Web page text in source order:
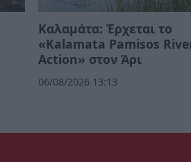
Καλαμάτα: Έρχεται το
«Kalamata Pamisos
Action» στον Άρι
06/08/2026 13:13